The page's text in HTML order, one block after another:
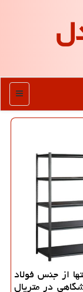
منو
از جنس فولاد
در متریال